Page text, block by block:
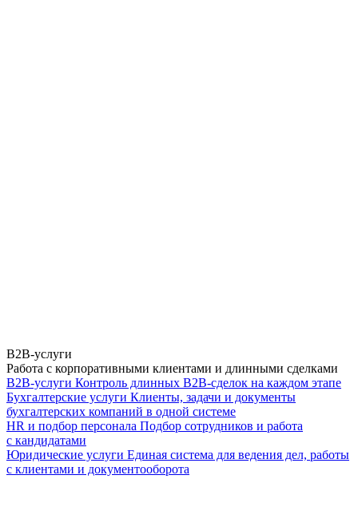
B2B-услуги
Работа с корпоративными клиентами и длинными сделками
B2B-услуги Контроль длинных B2B-сделок на каждом этапе
Бухгалтерские услуги Клиенты, задачи и документы
бухгалтерских компаний в одной системе
HR и подбор персонала Подбор сотрудников и работа
с кандидатами
Юридические услуги Единая система для ведения дел, работы
с клиентами и документооборота